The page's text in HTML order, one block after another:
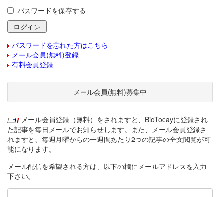
パスワードを保存する
パスワードを忘れた方はこちら
メール会員(無料)登録
有料会員登録
メール会員(無料)募集中
メール会員登録（無料）をされますと、BioTodayに登録され
た記事を毎日メールでお知らせします。また、メール会員登録さ
れますと、毎週月曜からの一週間あたり2つの記事の全文閲覧が可
能になります。
メール配信を希望される方は、以下の欄にメールアドレスを入力
下さい。